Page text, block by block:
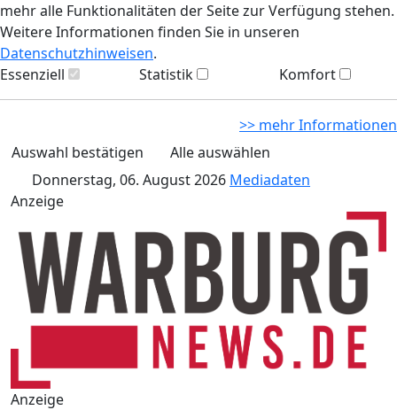
mehr alle Funktionalitäten der Seite zur Verfügung stehen.
Weitere Informationen finden Sie in unseren
Datenschutzhinweisen.
Essenziell
Statistik Komfort
>> mehr Informationen
Auswahl bestätigen
Alle auswählen
Donnerstag, 06. August 2026 Mediadaten
Anzeige
Anzeige